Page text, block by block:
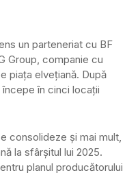
un parteneriat cu BF
Group, companie cu
piața elvețiană. După
în cinci locații
consolideze și mai mult,
la sfârșitul lui 2025.
planul producătorului